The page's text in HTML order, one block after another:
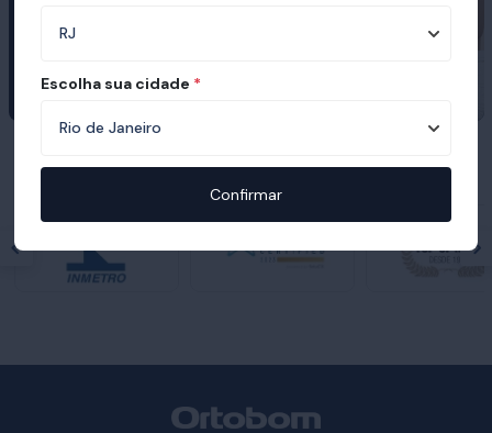
Ortobom
Escolha sua cidade *
Confirmar